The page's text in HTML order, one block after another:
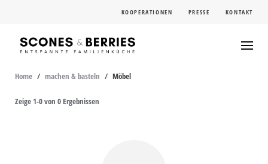
content
KOOPERATIONEN PRESSE KONTAKT
Home / machen & basteln / Möbel
Zeige 1-0 von 0 Ergebnissen